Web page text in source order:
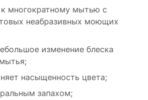
многократному мытью с
неабразивных моющих
изменение блеска
насыщенность цвета;
запахом;